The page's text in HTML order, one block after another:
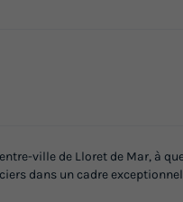
ville de Lloret de Mar, à
dans un cadre